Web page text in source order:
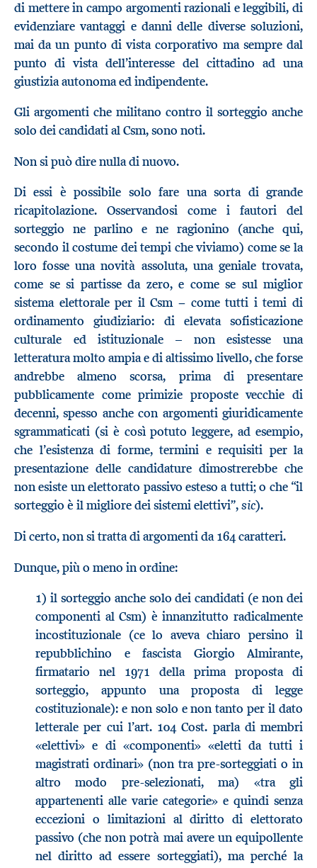
di mettere in campo argomenti razionali e leggibili, di
evidenziare vantaggi e danni delle diverse soluzioni,
mai da un punto di vista corporativo ma sempre dal
punto di vista dell’interesse del cittadino ad una
giustizia autonoma ed indipendente.
Gli argomenti che militano contro il sorteggio anche
solo dei candidati al Csm, sono noti.
Non si può dire nulla di nuovo.
Di essi è possibile solo fare una sorta di grande
ricapitolazione. Osservandosi come i fautori del
sorteggio ne parlino e ne ragionino (anche qui,
secondo il costume dei tempi che viviamo) come se la
loro fosse una novità assoluta, una geniale trovata,
come se si partisse da zero, e come se sul miglior
sistema elettorale per il Csm − come tutti i temi di
ordinamento giudiziario: di elevata sofisticazione
culturale ed istituzionale – non esistesse una
letteratura molto ampia e di altissimo livello, che forse
andrebbe almeno scorsa, prima di presentare
pubblicamente come primizie proposte vecchie di
decenni, spesso anche con argomenti giuridicamente
sgrammaticati (si è così potuto leggere, ad esempio,
che l’esistenza di forme, termini e requisiti per la
presentazione delle candidature dimostrerebbe che
non esiste un elettorato passivo esteso a tutti; o che “il
sorteggio è il migliore dei sistemi elettivi”,sic).
Di certo, non si tratta di argomenti da 164 caratteri.
Dunque, più o meno in ordine:
1) il sorteggio anche solo dei candidati (e non dei
componenti al Csm) è innanzitutto radicalmente
incostituzionale (ce lo aveva chiaro persino il
repubblichino e fascista Giorgio Almirante,
firmatario nel 1971 della prima proposta di
sorteggio, appunto una proposta di legge
costituzionale): e non solo e non tanto per il dato
letterale per cui l’art. 104 Cost. parla di membri
«elettivi» e di «componenti» «eletti da tutti i
magistrati ordinari» (non tra pre-sorteggiati o in
altro modo pre-selezionati, ma) «tra gli
appartenenti alle varie categorie» e quindi senza
eccezioni o limitazioni al diritto di elettorato
passivo (che non potrà mai avere un equipollente
nel diritto ad essere sorteggiati), ma perché la